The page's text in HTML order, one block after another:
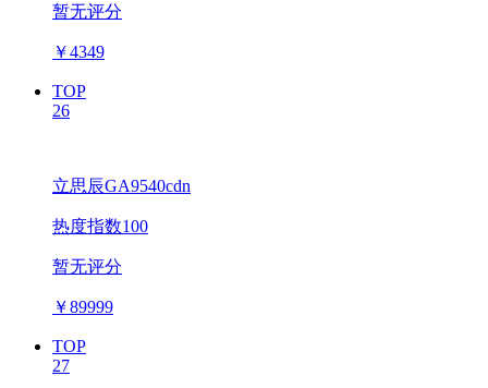
暂无评分
￥4349
TOP
26
立思辰GA9540cdn
热度指数100
暂无评分
￥89999
TOP
27